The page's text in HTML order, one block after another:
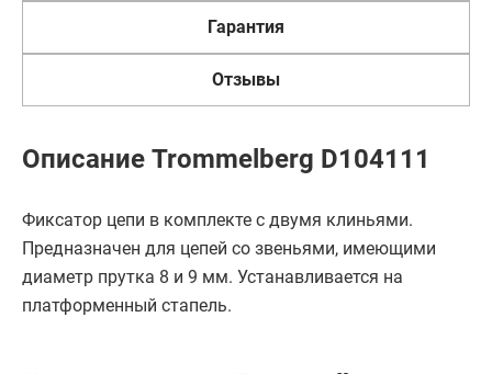
Гарантия
Отзывы
Описание Trommelberg D104111
Фиксатор цепи в комплекте с двумя клиньями.
Предназначен для цепей со звеньями, имеющими
диаметр прутка 8 и 9 мм. Устанавливается на
платформенный стапель.